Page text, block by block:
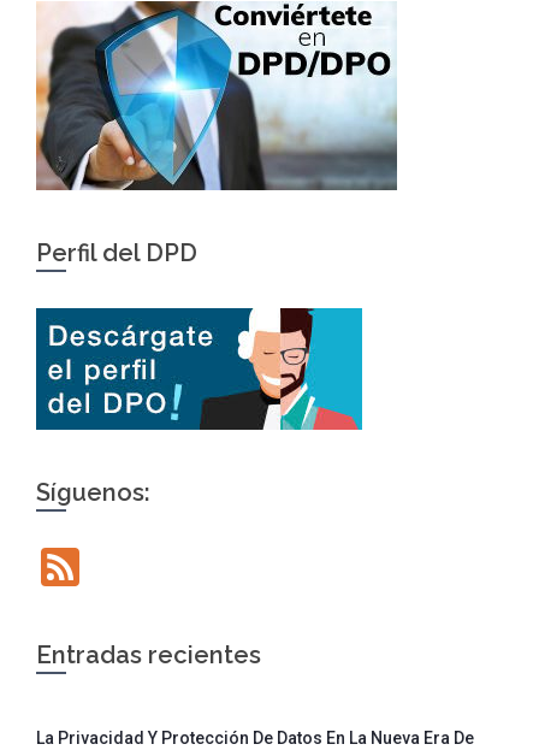
Perfil del DPD
Síguenos:
Entradas recientes
La Privacidad Y Protección De Datos En La Nueva Era De